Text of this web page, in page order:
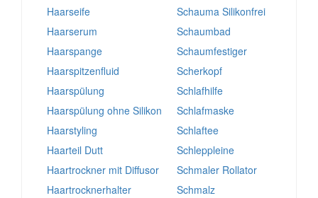
Haarseife
Haarserum
Haarspange
Haarspitzenfluid
Haarspülung
Haarspülung ohne Silikon
Haarstyling
Haarteil Dutt
Haartrockner mit Diffusor
Haartrocknerhalter
Schauma Silikonfrei
Schaumbad
Schaumfestiger
Scherkopf
Schlafhilfe
Schlafmaske
Schlaftee
Schleppleine
Schmaler Rollator
Schmalz